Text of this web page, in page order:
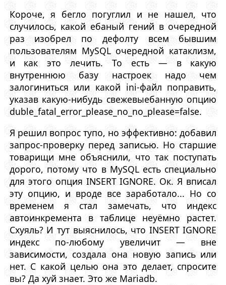
Короче, я бегло погуглил и не нашел, что
случилось, какой ебаный гений в очередной
раз изобрел по дефолту всем бывшим
пользователям MySQL очередной катаклизм,
и как это лечить. То есть — в какую
внутреннюю базу настроек надо чем
залогиниться или какой ini-файл поправить,
указав какую-нибудь свежевыебанную опцию
duble_fatal_error_please_no_no_please=false.
Я решил вопрос тупо, но эффективно: добавил
запрос-проверку перед записью. Но старшие
товарищи мне объяснили, что так поступать
дорого, потому что в MySQL есть специально
для этого опция INSERT IGNORE. Ок. Я вписал
эту опцию, и вроде все заработало... Но со
временем я стал замечать, что индекс
автоинкремента в таблице неуёмно растет.
Схуяль? И тут выяснилось, что INSERT IGNORE
индекс по-любому увеличит — вне
зависимости, создала она новую запись или
нет. С какой целью она это делает, спросите
вы? Да хуй знает. Это же Mariadb.